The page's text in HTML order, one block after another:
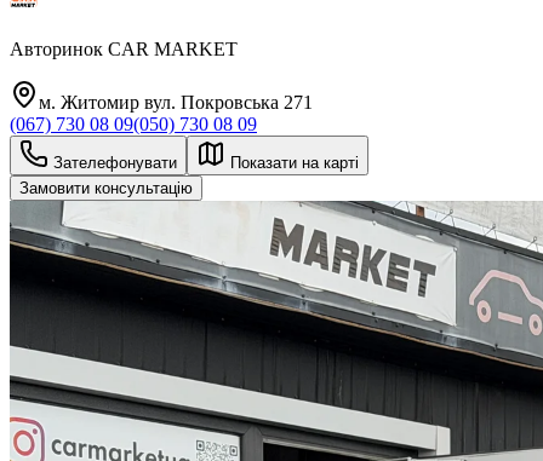
Авторинок CAR MARKET
м. Житомир вул. Покровська 271
(067) 730 08 09(050) 730 08 09
Зателефонувати
Показати на карті
Замовити консультацію